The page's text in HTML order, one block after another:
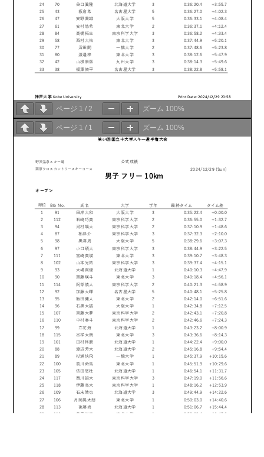
ページ 1 /2 ズーム 100%
ページ 1 / 1 ズーム 100%